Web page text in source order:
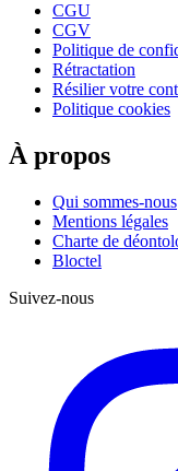
CGU
CGV
Politique de
Rétractation
Résilier votre
Politique cookies
À propos
Qui sommes-nous
Mentions légales
Charte de
Bloctel
Suivez-nous